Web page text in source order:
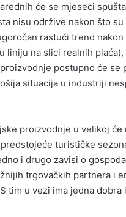
će se mjeseci
nisu održive nakon što su
rastući trend
liniju na slici realnih plaća),
postupno će se
situacija u industriji
proizvodnje u velikoj će
turističke
i drugo zavisi o
trgovačkih partnera i
tim u vezi ima jedna dobra